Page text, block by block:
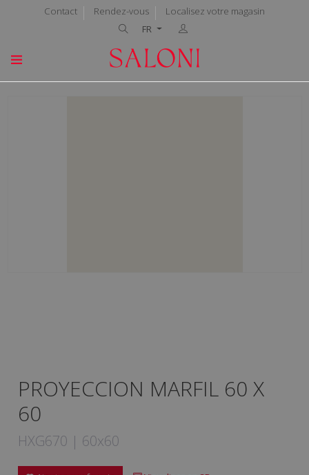
Contact Rendez-vous
Localisez votre magasin
FR
PROYECCION MARFIL 60 X
60
HXG670 | 60x60